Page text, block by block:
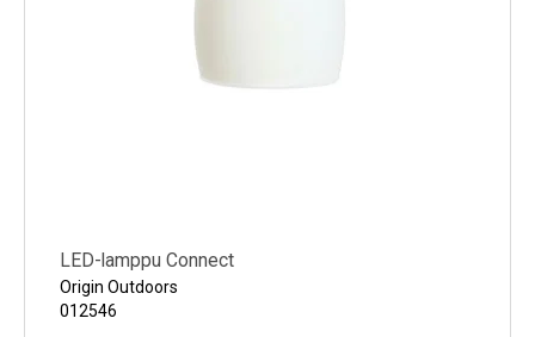
LED-lamppu Connect
Origin Outdoors
012546